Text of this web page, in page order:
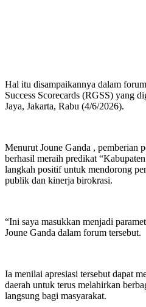
Hal itu disampaikannya dalam
Success Scorecards (RGSS) yang
Jaya, Jakarta, Rabu (4/6/2026).
Menurut Joune Ganda , pemberian
berhasil meraih predikat
langkah positif untuk mendorong
publik dan kinerja birokrasi.
“Ini saya masukkan menjadi
Joune Ganda dalam forum tersebut.
Ia menilai apresiasi tersebut dapat
daerah untuk terus melahirkan
langsung bagi masyarakat.